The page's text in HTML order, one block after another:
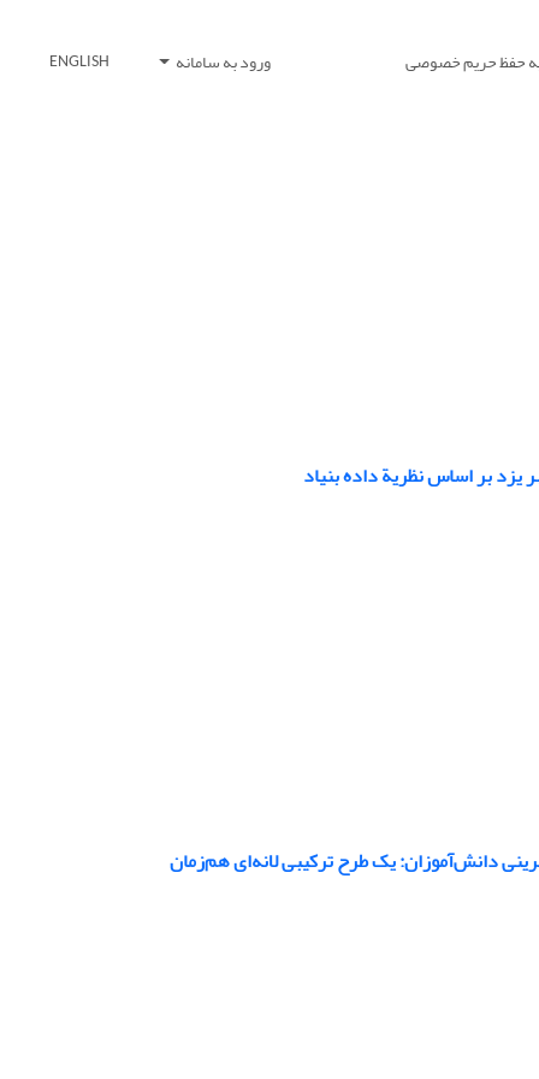
حفظ حریم خصوصی ورود به سامانه ENGLISH
یزد بر اساس نظریة داده بنیاد
دانش‌آموزان: یک طرح ترکیبی لانه‌ای هم‌زمان